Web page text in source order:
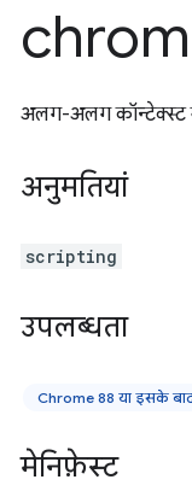
अलग-अलग कॉन्टेक्स्ट
अनुमतियां
scripting
उपलब्धता
Chrome 88 या इसके
मेनिफ़ेस्ट